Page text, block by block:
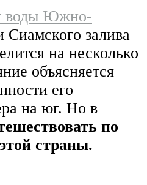
воды Южно-
Сиамского залива
на несколько
объясняется
его
на юг. Но в
по
страны.